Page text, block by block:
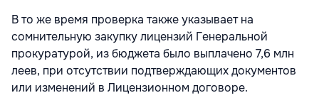
В то же время проверка также указывает на
сомнительную закупку лицензий Генеральной
прокуратурой, из бюджета было выплачено 7,6 млн
леев, при отсутствии подтверждающих документов
или изменений в Лицензионном договоре.